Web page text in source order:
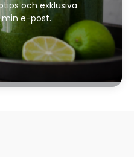
och exklusiva
e-post.